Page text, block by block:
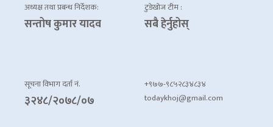
अध्यक्ष तथा प्रबन्ध निर्देशक:
सन्तोष कुमार यादव
टुडेखोज टीम :
सबै हेर्नुहोस्
सूचना विभाग दर्ता नं.
३२४८/२०७८/०७
+९७७-९८५२८३४८३४
todaykhoj@gmail.com